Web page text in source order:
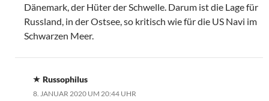
Dänemark, der Hüter der Schwelle. Darum ist die Lage für
Russland, in der Ostsee, so kritisch wie für die US Navi im
Schwarzen Meer.
Russophilus
8. JANUAR 2020 UM 20:44 UHR